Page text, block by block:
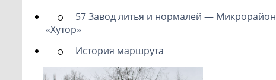
57 Завод литья и нормалей — Микрорайон
«Хутор»
История маршрута